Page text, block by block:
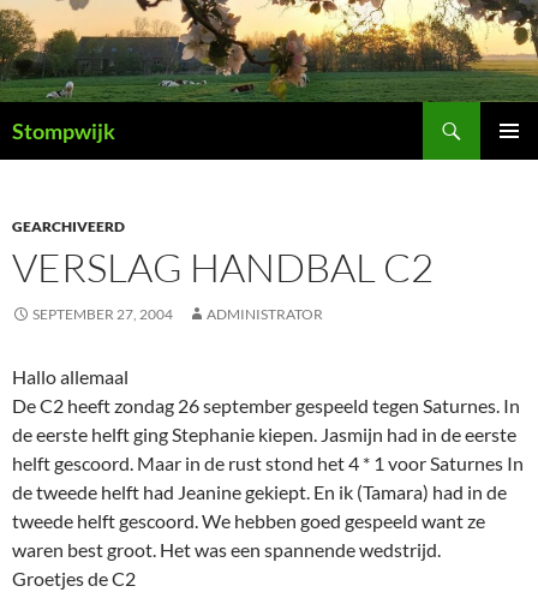
Ga
naar
de
inhoud
Stompwijk
GEARCHIVEERD
VERSLAG HANDBAL C2
SEPTEMBER 27, 2004 ADMINISTRATOR
Hallo allemaal
De C2 heeft zondag 26 september gespeeld tegen Saturnes. In
de eerste helft ging Stephanie kiepen. Jasmijn had in de eerste
helft gescoord. Maar in de rust stond het 4 * 1 voor Saturnes In
de tweede helft had Jeanine gekiept. En ik (Tamara) had in de
tweede helft gescoord. We hebben goed gespeeld want ze
waren best groot. Het was een spannende wedstrijd.
Groetjes de C2